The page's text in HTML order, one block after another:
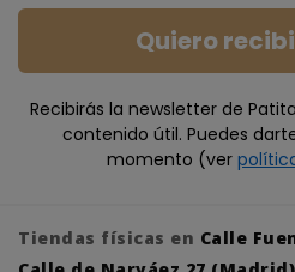
Quiero
Recibirás la newsletter de
contenido útil. Puedes
momento (ver
Tiendas físicas en Calle